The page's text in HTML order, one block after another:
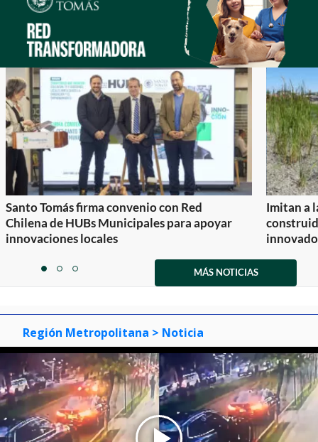
Santo Tomás firma convenio con Red
Chilena de HUBs Municipales para apoyar
innovaciones locales
Imitan a
itemitemitem
MÁS NOTICIAS
Región Metropolitana > Noticia